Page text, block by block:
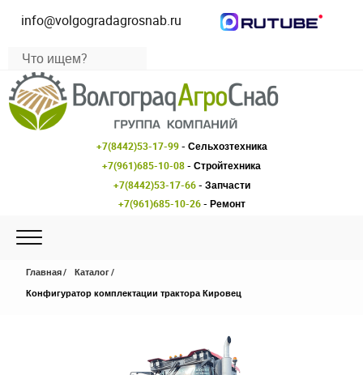
info@volgogradagrosnab.ru
+7(8442)53-17-99- Сельхозтехника
+7(961)685-10-08- Стройтехника
+7(8442)53-17-66- Запчасти
+7(961)685-10-26- Ремонт
Главная
Каталог
Конфигуратор комплектации трактора Кировец